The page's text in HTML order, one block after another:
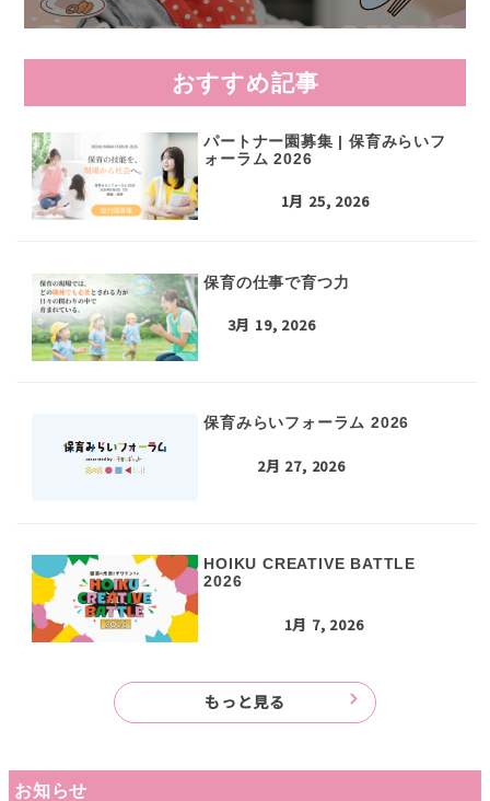
おすすめ記事
パートナー園募集 | 保育みらいフ
ォーラム 2026
1月 25, 2026
保育の仕事で育つ力
3月 19, 2026
保育みらいフォーラム 2026
2月 27, 2026
HOIKU CREATIVE BATTLE
2026
1月 7, 2026
もっと見る
お知らせ